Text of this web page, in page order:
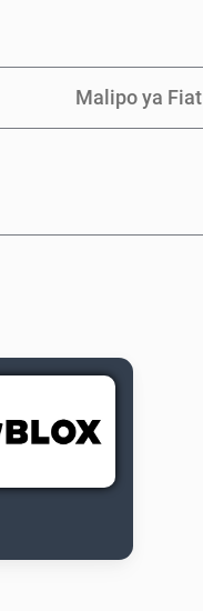
Malipo ya Fiat